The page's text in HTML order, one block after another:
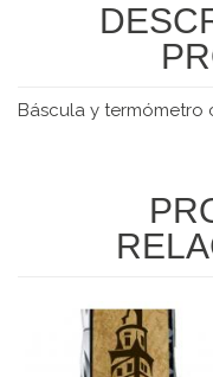
Báscula y termómetro